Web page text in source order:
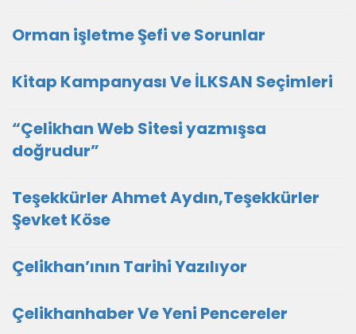
Orman işletme Şefi ve Sorunlar
Kitap Kampanyası Ve İLKSAN Seçimleri
“Çelikhan Web Sitesi yazmışsa
doğrudur”
Teşekkürler Ahmet Aydın,Teşekkürler
Şevket Köse
Çelikhan’ının Tarihi Yazılıyor
Çelikhanhaber Ve Yeni Pencereler